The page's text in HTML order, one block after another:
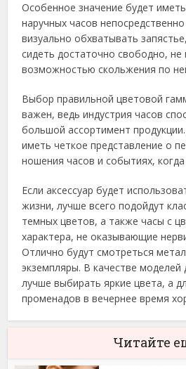
Особенное значение будет
наручных часов
визуально обхватывать
сидеть достаточно свободно, не
возможностью скольжения по
Выбор правильной цветовой
важен, ведь индустрия часов
большой ассортимент
иметь четкое представление о
ношения часов и событиях,
Если аксессуар будет
жизни, лучше всего подойдут
темных цветов, а также часы с
характера, не оказывающие
Отлично будут смотреться
экземпляры. В качестве моделей
лучше выбирать яркие цвета, а
променадов в вечернее время
Читайте